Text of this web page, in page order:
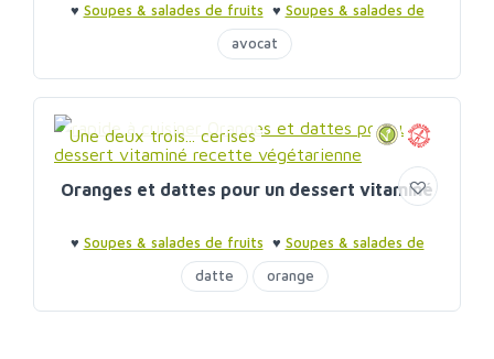
♥ Soupes & salades de fruits ♥ Soupes & salades de
fruits
avocat
Une deux trois... cerises
Oranges et dattes pour un dessert vitaminé
♥ Soupes & salades de fruits ♥ Soupes & salades de
fruits
datte orange